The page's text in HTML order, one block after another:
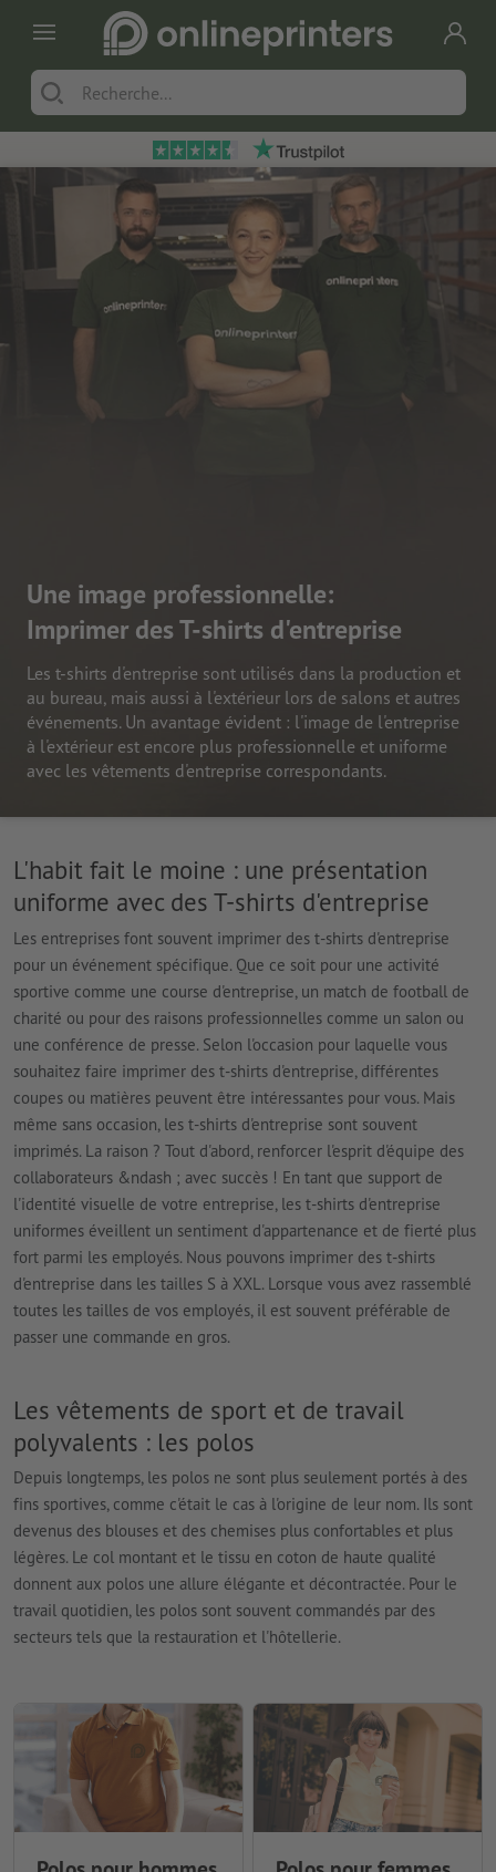
Une image professionnelle:
Imprimer des T-shirts d'entreprise
Les t-shirts d'entreprise sont utilisés dans la production et
au bureau, mais aussi à l'extérieur lors de salons et autres
événements. Un avantage évident : l'image de l'entreprise
à l'extérieur est encore plus professionnelle et uniforme
avec les vêtements d'entreprise correspondants.
L'habit fait le moine : une présentation
uniforme avec des T-shirts d'entreprise
Les entreprises font souvent imprimer des t-shirts d'entreprise
pour un événement spécifique. Que ce soit pour une activité
sportive comme une course d'entreprise, un match de football de
charité ou pour des raisons professionnelles comme un salon ou
une conférence de presse. Selon l'occasion pour laquelle vous
souhaitez faire imprimer des t-shirts d'entreprise, différentes
coupes ou matières peuvent être intéressantes pour vous. Mais
même sans occasion, les t-shirts d'entreprise sont souvent
imprimés. La raison ? Tout d'abord, renforcer l'esprit d'équipe des
collaborateurs &ndash ; avec succès ! En tant que support de
l'identité visuelle de votre entreprise, les t-shirts d'entreprise
uniformes éveillent un sentiment d'appartenance et de fierté plus
fort parmi les employés. Nous pouvons imprimer des t-shirts
d'entreprise dans les tailles S à XXL. Lorsque vous avez rassemblé
toutes les tailles de vos employés, il est souvent préférable de
passer une commande en gros.
Les vêtements de sport et de travail
polyvalents : les polos
Depuis longtemps, les polos ne sont plus seulement portés à des
fins sportives, comme c'était le cas à l'origine de leur nom. Ils sont
devenus des blouses et des chemises plus confortables et plus
légères. Le col montant et le tissu en coton de haute qualité
donnent aux polos une allure élégante et décontractée. Pour le
travail quotidien, les polos sont souvent commandés par des
secteurs tels que la restauration et l'hôtellerie.